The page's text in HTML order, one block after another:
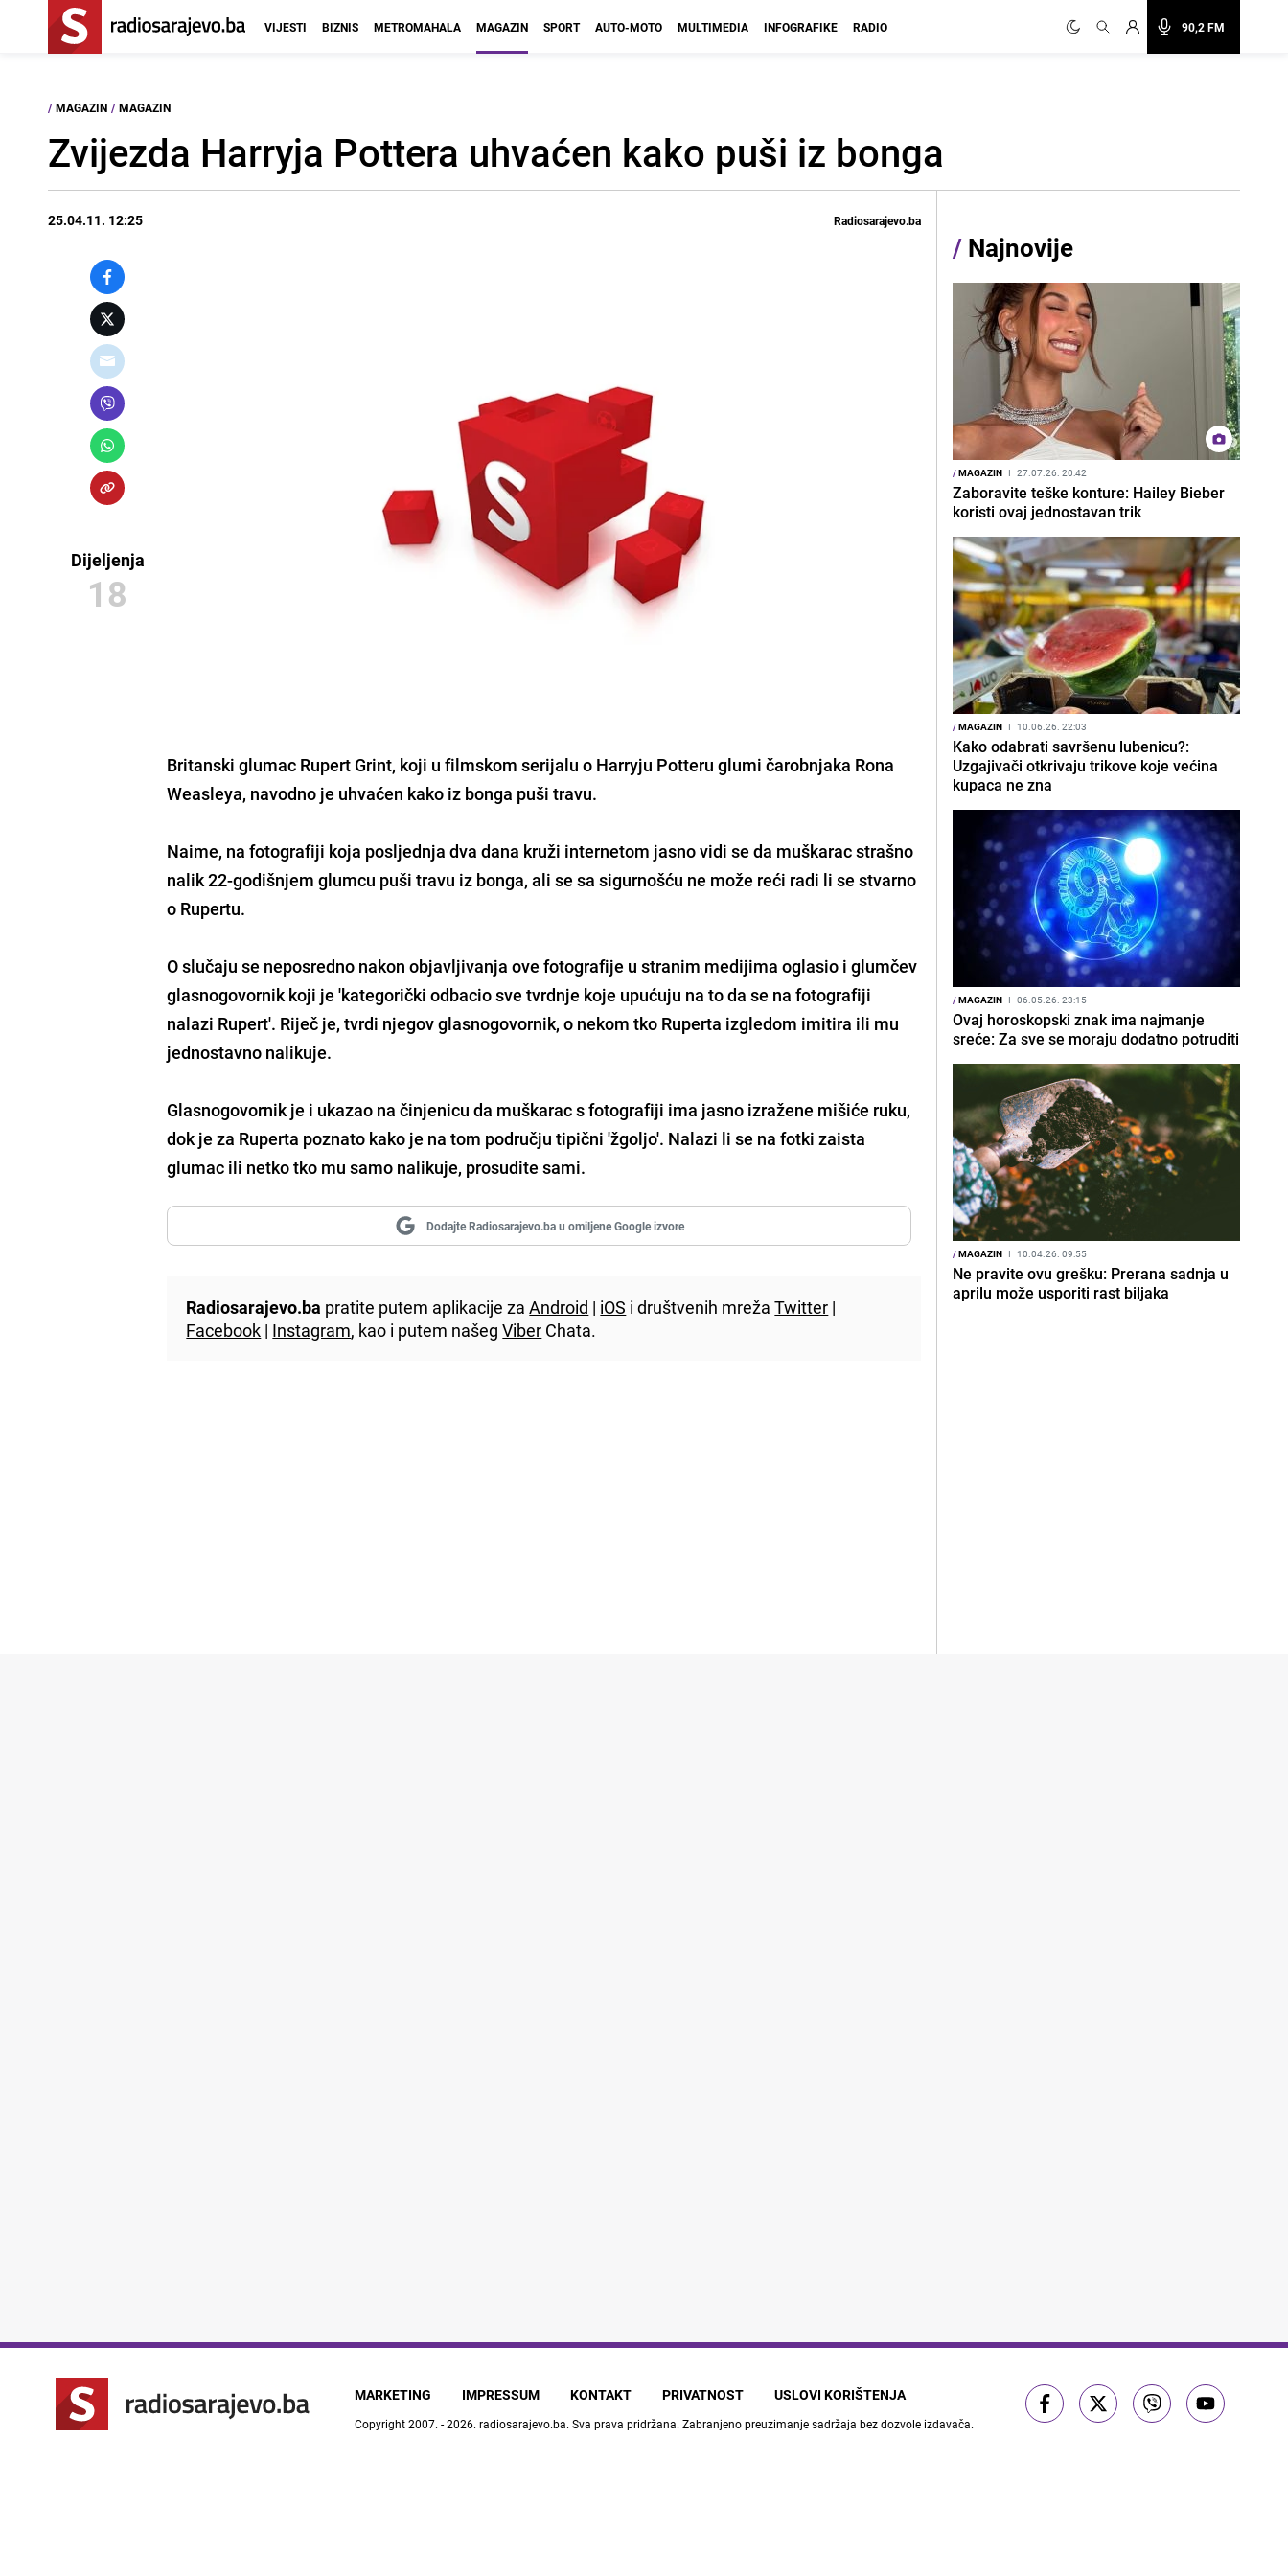
90,2 FM
VIJESTI BIZNIS METROMAHALA MAGAZIN SPORT AUTO-MOTO MULTIMEDIA INFOGRAFIKE RADIO
/ MAGAZIN / MAGAZIN
Zvijezda Harryja Pottera uhvaćen kako puši iz bonga
25.04.11. 12:25 Radiosarajevo.ba
Dijeljenja
18
Britanski glumac Rupert Grint, koji u filmskom serijalu o Harryju Potteru glumi čarobnjaka Rona
Weasleya, navodno je uhvaćen kako iz bonga puši travu.
Naime, na fotografiji koja posljednja dva dana kruži internetom jasno vidi se da muškarac strašno
nalik 22-godišnjem glumcu puši travu iz bonga, ali se sa sigurnošću ne može reći radi li se stvarno
o Rupertu.
O slučaju se neposredno nakon objavljivanja ove fotografije u stranim medijima oglasio i glumčev
glasnogovornik koji je 'kategorički odbacio sve tvrdnje koje upućuju na to da se na fotografiji
nalazi Rupert'. Riječ je, tvrdi njegov glasnogovornik, o nekom tko Ruperta izgledom imitira ili mu
jednostavno nalikuje.
Glasnogovornik je i ukazao na činjenicu da muškarac s fotografiji ima jasno izražene mišiće ruku,
dok je za Ruperta poznato kako je na tom području tipični 'žgoljo'. Nalazi li se na fotki zaista
glumac ili netko tko mu samo nalikuje, prosudite sami.
Dodajte Radiosarajevo.ba u omiljene Google izvore
Radiosarajevo.ba pratite putem aplikacije zaAndroid | iOS i društvenih mrežaTwitter |
Facebook | Instagram, kao i putem našegViber Chata.
/ Najnovije
/MAGAZIN I 27.07.26. 20:42
Zaboravite teške konture: Hailey Bieber
koristi ovaj jednostavan trik
/MAGAZIN I 10.06.26. 22:03
Kako odabrati savršenu lubenicu?:
Uzgajivači otkrivaju trikove koje većina
kupaca ne zna
/MAGAZIN I 06.05.26. 23:15
Ovaj horoskopski znak ima najmanje
sreće: Za sve se moraju dodatno potruditi
/MAGAZIN I 10.04.26. 09:55
Ne pravite ovu grešku: Prerana sadnja u
aprilu može usporiti rast biljaka
MARKETING IMPRESSUM KONTAKT PRIVATNOST USLOVI KORIŠTENJA
Copyright 2007. - 2026. radiosarajevo.ba. Sva prava pridržana. Zabranjeno preuzimanje sadržaja bez dozvole izdavača.